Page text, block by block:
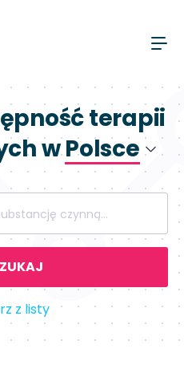
terapii
wPolsce
Hiszpanii
z listy